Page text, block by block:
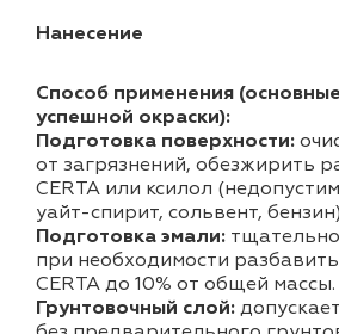
Нанесение
Способ применения
успешной окраски):
Подготовка поверхности:
от загрязнений, обезжирить
CERTA или ксилол
уайт-спирит, сольвент,
Подготовка эмали:
при необходимости
CERTA до 10% от общей массы.
Грунтовочный слой: